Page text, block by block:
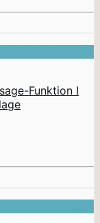
Funktion I